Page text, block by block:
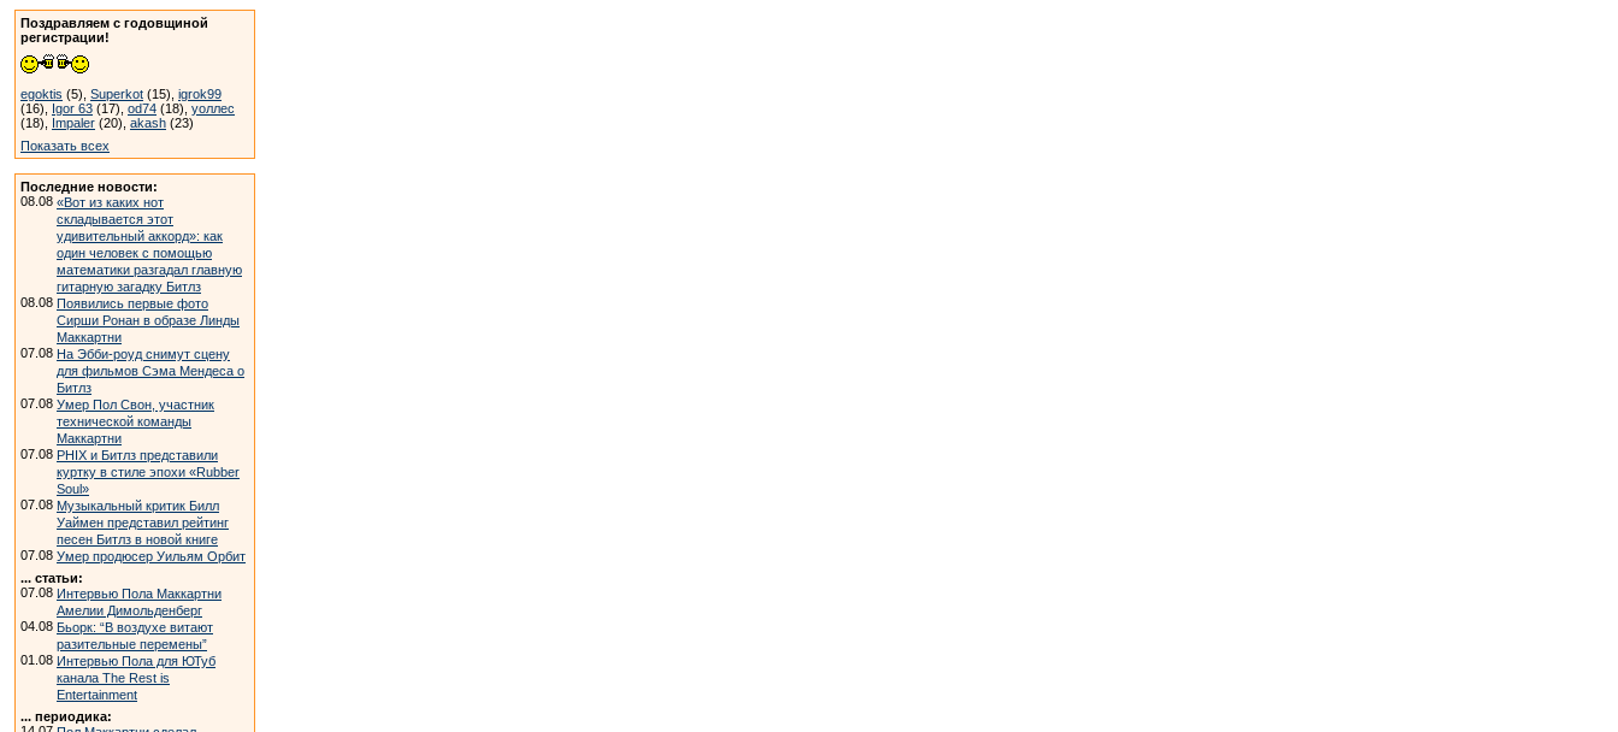
Поздравляем с годовщиной
регистрации!
egoktis (5), Superkot (15), igrok99
(16), Igor 63 (17), od74 (18), уоллес
(18), Impaler (20), akash (23)
Показать всех
Последние новости:
08.08 «Вот из каких нот
складывается этот
удивительный аккорд»: как
один человек с помощью
математики разгадал главную
гитарную загадку Битлз
08.08 Появились первые фото
Сирши Ронан в образе Линды
Маккартни
07.08 На Эбби-роуд снимут сцену
для фильмов Сэма Мендеса о
Битлз
07.08 Умер Пол Свон, участник
технической команды
Маккартни
07.08 PHIX и Битлз представили
куртку в стиле эпохи «Rubber
Soul»
07.08 Музыкальный критик Билл
Уаймен представил рейтинг
песен Битлз в новой книге
07.08 Умер продюсер Уильям Орбит
... статьи:
07.08 Интервью Пола Маккартни
Амелии Димольденберг
04.08 Бьорк: “В воздухе витают
разительные перемены”
01.08 Интервью Пола для ЮТуб
канала The Rest is
Entertainment
... периодика: